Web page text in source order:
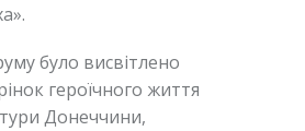
було висвітлено
героїчного життя
Донеччини,